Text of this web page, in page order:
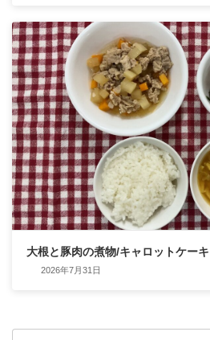
大根と豚肉の煮物/キャロットケーキ
2026年7月31日